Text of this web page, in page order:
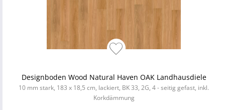
Designboden Wood Natural Haven OAK Landhausdiele
10 mm stark, 183 x 18,5 cm, lackiert, BK 33, 2G, 4 - seitig gefast, inkl.
Korkdämmung